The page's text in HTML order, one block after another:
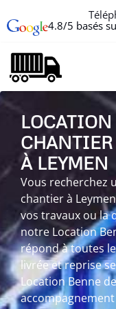
4.8/5 basés
CHANTIER
À LEYMEN
Vous recherchez
chantier à
vos travaux ou la
notre Location
répond à toutes
livrée et reprise
Location Benne